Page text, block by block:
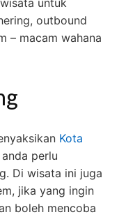
outbound
– macam wahana
Kota
perlu
Di wisata ini juga
jika yang ingin
boleh mencoba